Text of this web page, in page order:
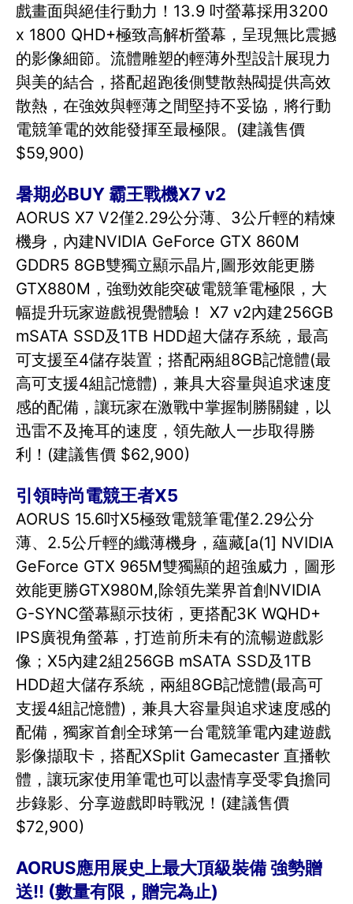
戲畫面與絕佳行動力！13.9 吋螢幕採用3200
x 1800 QHD+極致高解析螢幕，呈現無比震撼
的影像細節。流體雕塑的輕薄外型設計展現力
與美的結合，搭配超跑後側雙散熱閥提供高效
散熱，在強效與輕薄之間堅持不妥協，將行動
電競筆電的效能發揮至最極限。(建議售價
$59,900)
暑期必BUY 霸王戰機X7 v2
AORUS X7 V2僅2.29公分薄、3公斤輕的精煉
機身，內建NVIDIA GeForce GTX 860M
GDDR5 8GB雙獨立顯示晶片,圖形效能更勝
GTX880M，強勁效能突破電競筆電極限，大
幅提升玩家遊戲視覺體驗！ X7 v2內建256GB
mSATA SSD及1TB HDD超大儲存系統，最高
可支援至4儲存裝置；搭配兩組8GB記憶體(最
高可支援4組記憶體)，兼具大容量與追求速度
感的配備，讓玩家在激戰中掌握制勝關鍵，以
迅雷不及掩耳的速度，領先敵人一步取得勝
利！(建議售價 $62,900)
引領時尚電競王者X5
AORUS 15.6吋X5極致電競筆電僅2.29公分
薄、2.5公斤輕的纖薄機身，蘊藏[a(1] NVIDIA
GeForce GTX 965M雙獨顯的超強威力，圖形
效能更勝GTX980M,除領先業界首創NVIDIA
G-SYNC螢幕顯示技術，更搭配3K WQHD+
IPS廣視角螢幕，打造前所未有的流暢遊戲影
像；X5內建2組256GB mSATA SSD及1TB
HDD超大儲存系統，兩組8GB記憶體(最高可
支援4組記憶體)，兼具大容量與追求速度感的
配備，獨家首創全球第一台電競筆電內建遊戲
影像擷取卡，搭配XSplit Gamecaster 直播軟
體，讓玩家使用筆電也可以盡情享受零負擔同
步錄影、分享遊戲即時戰況！(建議售價
$72,900)
AORUS應用展史上最大頂級裝備 強勢贈
送!! (數量有限，贈完為止)